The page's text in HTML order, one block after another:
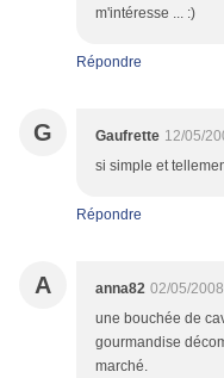
m'intéresse ... :)
Répondre
G Gaufrette 12/05/
si simple et
Répondre
A anna82 02/05/
une bouchée de
gourmandise
marché.